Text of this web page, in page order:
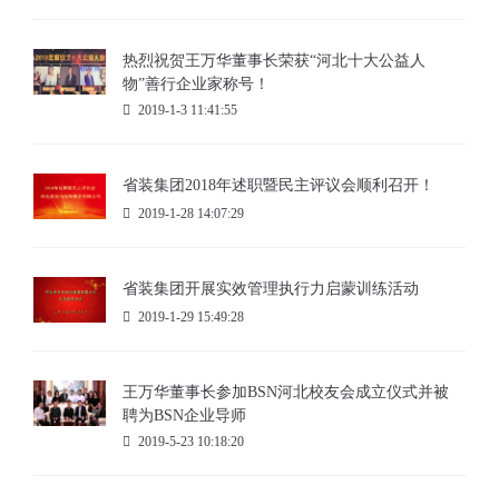
热烈祝贺王万华董事长荣获“河北十大公益人
物”善行企业家称号！
2019-1-3 11:41:55
省装集团2018年述职暨民主评议会顺利召开！
2019-1-28 14:07:29
省装集团开展实效管理执行力启蒙训练活动
2019-1-29 15:49:28
王万华董事长参加BSN河北校友会成立仪式并被
聘为BSN企业导师
2019-5-23 10:18:20